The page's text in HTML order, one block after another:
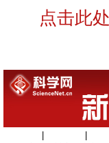
点击此